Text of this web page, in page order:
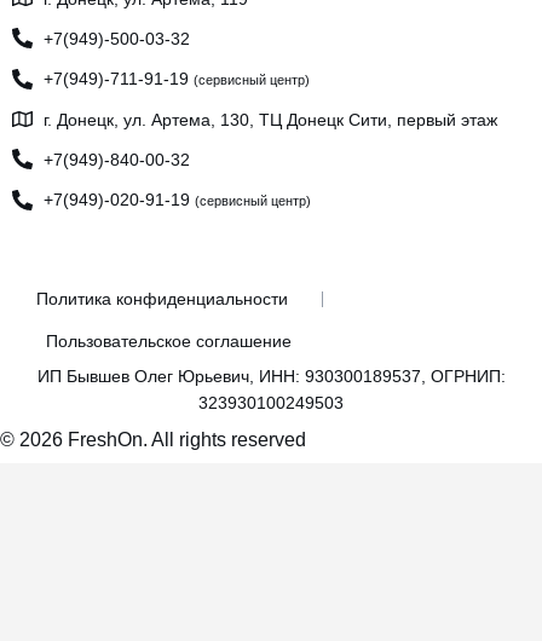
+7(949)-500-03-32
+7(949)-711-91-19(сервисный центр)
г. Донецк, ул. Артема, 130, ТЦ Донецк Сити, первый этаж
+7(949)-840-00-32
+7(949)-020-91-19(сервисный центр)
Политика конфиденциальности
Пользовательское соглашение
ИП Бывшев Олег Юрьевич, ИНН: 930300189537, ОГРНИП:
323930100249503
© 2026 FreshOn. All rights reserved